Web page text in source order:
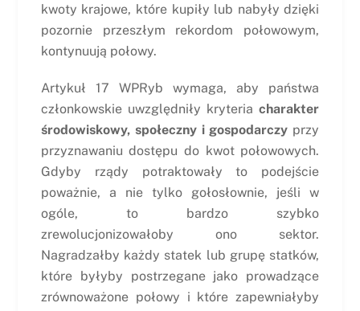
kwoty krajowe, które kupiły lub nabyły dzięki
pozornie przeszłym rekordom połowowym,
kontynuują połowy.
Artykuł 17 WPRyb wymaga, aby państwa
członkowskie uwzględniły kryteria charakter
środowiskowy, społeczny i gospodarczy przy
przyznawaniu dostępu do kwot połowowych.
Gdyby rządy potraktowały to podejście
poważnie, a nie tylko gołosłownie, jeśli w
ogóle, to bardzo szybko
zrewolucjonizowałoby ono sektor.
Nagradzałby każdy statek lub grupę statków,
które byłyby postrzegane jako prowadzące
zrównoważone połowy i które zapewniałyby